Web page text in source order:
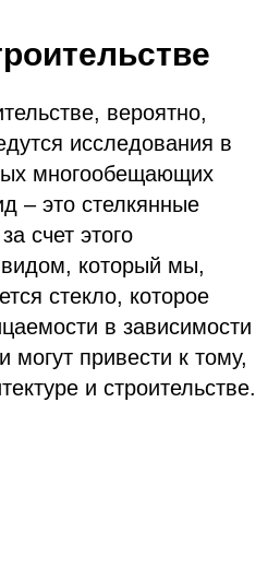
вероятно,
исследования в
многообещающих
– это стелкянные
счет этого
который мы,
стекло, которое
в зависимости
могут привести к тому,
и строительстве.